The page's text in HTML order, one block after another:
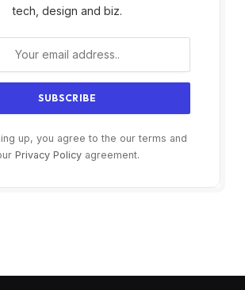
tech, design and biz.
up, you agree to the our terms and
Privacy Policyagreement.